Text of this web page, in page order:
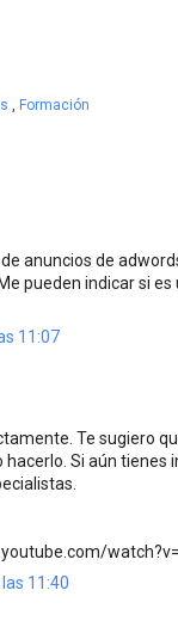
, Formación
anuncios de
pueden indicar si
11:07
Te sugiero
Si aún tienes
11:40